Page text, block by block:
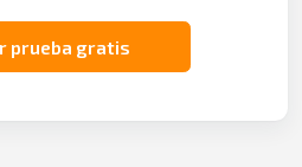
prueba gratis